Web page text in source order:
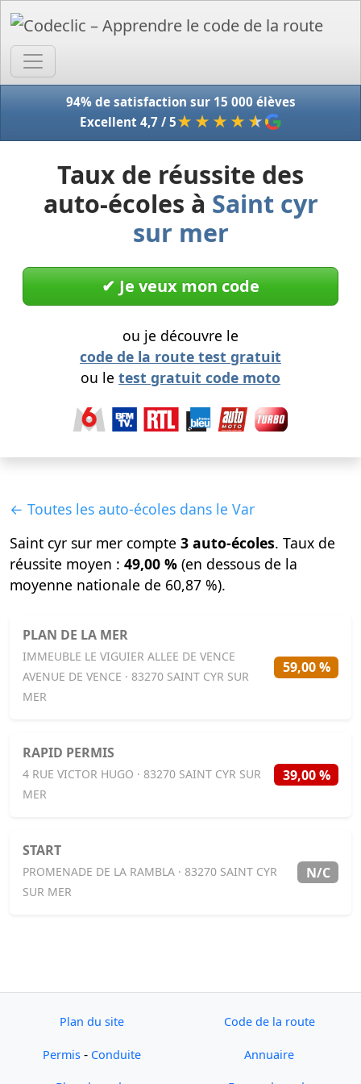
94% de satisfaction sur 15 000 élèves
Excellent 4,7 / 5★★★★ ★
Taux de réussite des
auto-écoles à Saint cyr
sur mer
✔︎ Je veux mon code
ou je découvre le
code de la route test gratuit
ou le test gratuit code moto
← Toutes les auto-écoles dans le Var
Saint cyr sur mer compte 3 auto-écoles. Taux de
réussite moyen : 49,00 % (en dessous de la
moyenne nationale de 60,87 %).
PLAN DE LA MER
IMMEUBLE LE VIGUIER ALLEE DE VENCE
AVENUE DE VENCE · 83270 SAINT CYR SUR
MER
59,00 %
RAPID PERMIS
4 RUE VICTOR HUGO · 83270 SAINT CYR SUR
MER
39,00 %
START
PROMENADE DE LA RAMBLA · 83270 SAINT CYR
SUR MER
N/C
Plan du site Code de la route
Permis - Conduite Annuaire